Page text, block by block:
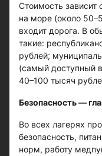
Стоимость зависит
на море (около
входит дорога. В
такие:
рублей;
(самый доступный
40–100 тысяч
Безопасность —
Во всех лагерях
безопасность,
норм, работу